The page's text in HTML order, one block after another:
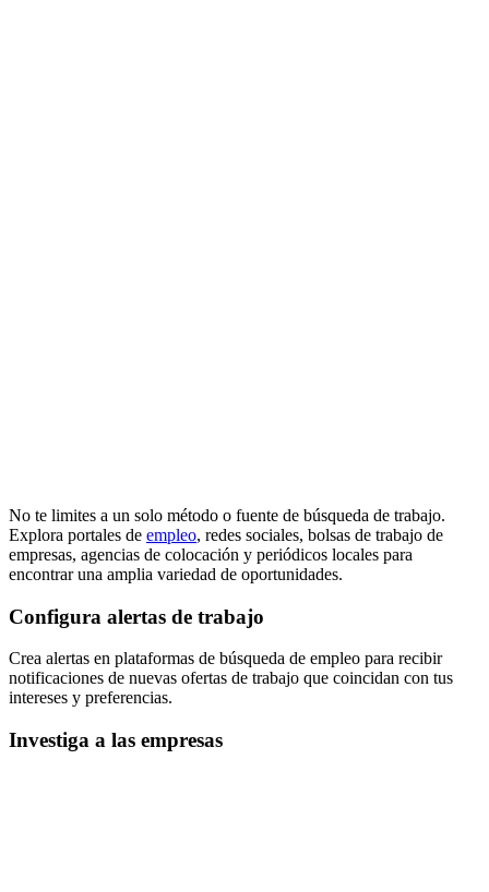
No te limites a un solo método o fuente de búsqueda de trabajo.
Explora portales de empleo, redes sociales, bolsas de trabajo de
empresas, agencias de colocación y periódicos locales para
encontrar una amplia variedad de oportunidades.
Configura alertas de trabajo
Crea alertas en plataformas de búsqueda de empleo para recibir
notificaciones de nuevas ofertas de trabajo que coincidan con tus
intereses y preferencias.
Investiga a las empresas